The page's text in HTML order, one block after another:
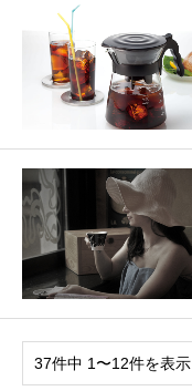
37件中 1〜12件を表示